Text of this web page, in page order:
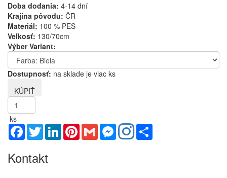
Doba dodania: 4-14 dní
Krajina pôvodu: ČR
Materiál: 100 % PES
Veľkosť: 130/70cm
Výber Variant:
Dostupnosť: na sklade je viac ks
ks
Facebook
TwitterLinkedInPinterestGmail Messenger
Kontakt